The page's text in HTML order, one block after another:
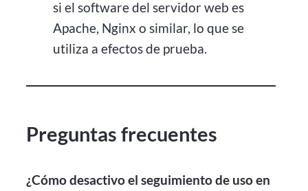
si el software del servidor web es
Apache, Nginx o similar, lo que se
utiliza a efectos de prueba.
Preguntas frecuentes
¿Cómo desactivo el seguimiento de uso en